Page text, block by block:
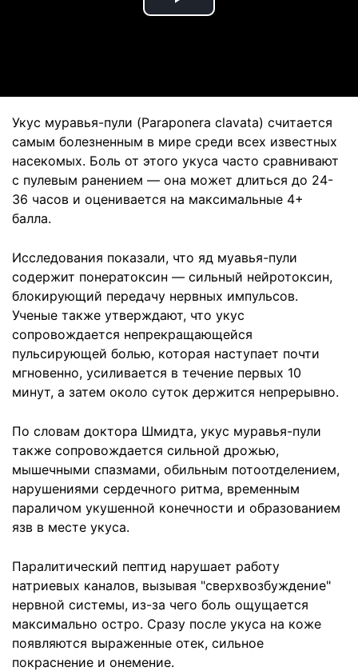
Play
Укус муравья-пули (Paraponera clavata) считается
самым болезненным в мире среди всех известных
насекомых. Боль от этого укуса часто сравнивают
с пулевым ранением — она может длиться до 24-
36 часов и оценивается на максимальные 4+
балла.
Исследования показали, что яд муавья-пули
содержит понератоксин — сильный нейротоксин,
блокирующий передачу нервных импульсов.
Ученые также утверждают, что укус
сопровождается непрекращающейся
пульсирующей болью, которая наступает почти
мгновенно, усиливается в течение первых 10
минут, а затем около суток держится непрерывно.
По словам доктора Шмидта, укус муравья-пули
также сопровождается сильной дрожью,
мышечными спазмами, обильным потоотделением,
нарушениями сердечного ритма, временным
параличом укушенной конечности и образованием
язв в месте укуса.
Паралитический пептид нарушает работу
натриевых каналов, вызывая "сверхвозбуждение"
нервной системы, из-за чего боль ощущается
максимально остро. Сразу после укуса на коже
появляются выраженные отек, сильное
покраснение и онемение.